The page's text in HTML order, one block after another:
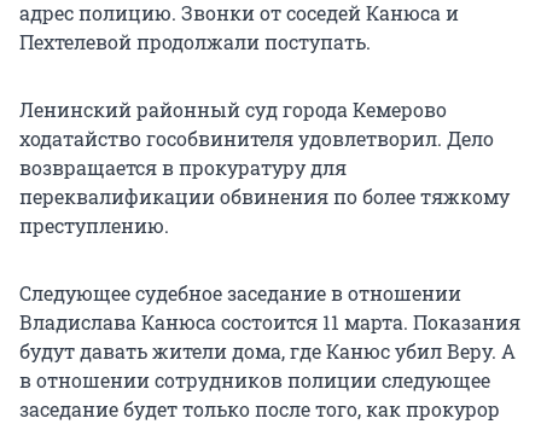
адрес полицию. Звонки от соседей Канюса и
Пехтелевой продолжали поступать.
Ленинский районный суд города Кемерово
ходатайство гособвинителя удовлетворил. Дело
возвращается в прокуратуру для
переквалификации обвинения по более тяжкому
преступлению.
Следующее судебное заседание в отношении
Владислава Канюса состоится 11 марта. Показания
будут давать жители дома, где Канюс убил Веру. А
в отношении сотрудников полиции следующее
заседание будет только после того, как прокурор